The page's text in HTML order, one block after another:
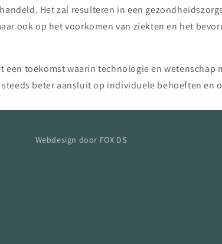
Het zal resulteren in een
ook op het voorkomen van ziekten en het
een toekomst waarin technologie en wetenschap
beter aansluit op individuele behoeften en
Webdesign door FOX DS